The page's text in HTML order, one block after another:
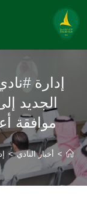
إدارة
الجديد
موافقة
> أخبار النادي >